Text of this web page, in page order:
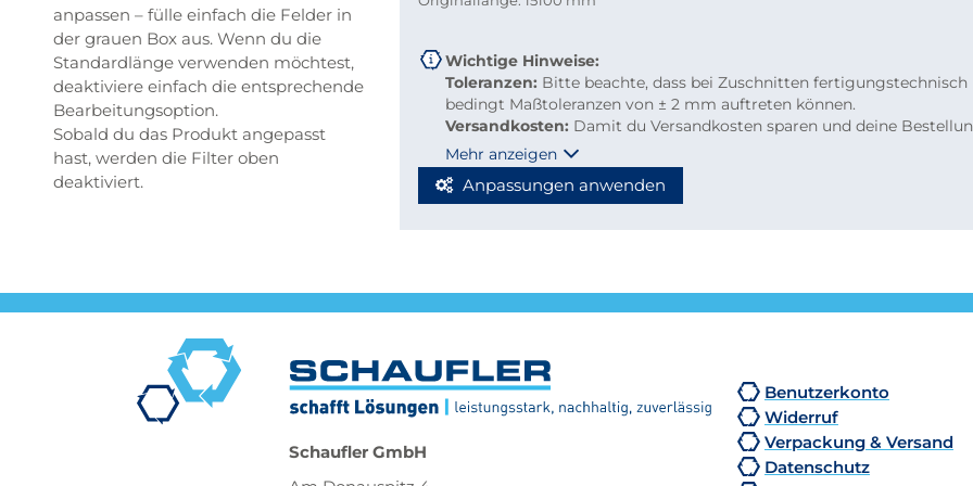
anpassen – fülle einfach die Felder in
der grauen Box aus. Wenn du die
Standardlänge verwenden möchtest,
deaktiviere einfach die entsprechende
Bearbeitungsoption.
Sobald du das Produkt angepasst
hast, werden die Filter oben
deaktiviert.
Wichtige Hinweise:
Toleranzen: Bitte beachte, dass bei Zuschnitten fertigungstechnisch
bedingt Maßtoleranzen von ± 2 mm auftreten können.
Versandkosten: Damit du Versandkosten sparen und deine
bequem per Paketdienst geliefert werden kann, beachte bitte folgende
Richtlinien für Kleinmengen-Zuschnitte
Stabmaterial: maximal 2.000 mm Länge
Berechnung: 2 × Breite + 1 × längste Seite (max. 2.000 mm)
Mehr anzeigen
Anpassungen anwenden
Schaufler GmbH
Benutzerkonto
Widerruf
Verpackung & Versand
Datenschutz